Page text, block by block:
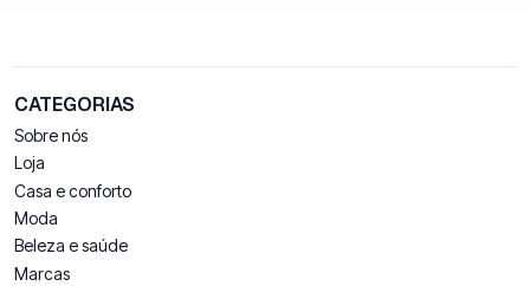
CATEGORIAS
Sobre nós
Loja
Casa e conforto
Moda
Beleza e saúde
Marcas